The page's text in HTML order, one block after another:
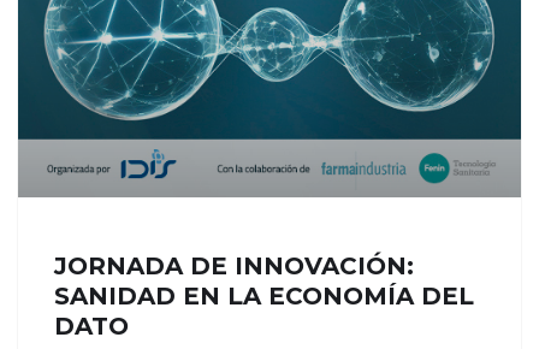
JORNADA DE INNOVACIÓN:
SANIDAD EN LA ECONOMÍA DEL
DATO